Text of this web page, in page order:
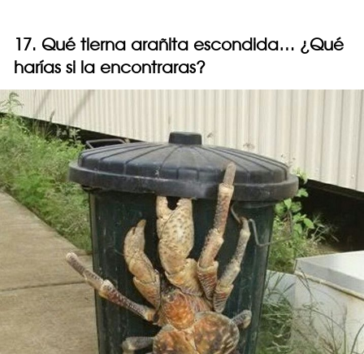
17. Qué tierna arañita escondida… ¿Qué
harías si la encontraras?